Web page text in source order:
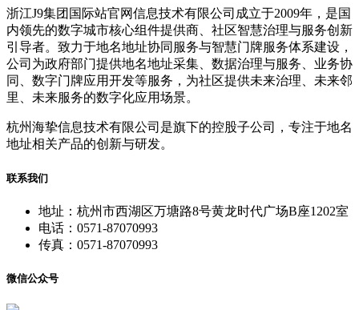
浙江J9集团国际站官网信息技术有限公司成立于2009年，是国
内领先的数字城市核心组件提供商、社区智慧治理与服务创新
引导者。致力于地名地址协同服务与智慧门牌服务体系建设，
公司为政府部门提供地名地址采集、数据治理与服务、业务协
同、数字门牌应用开发等服务，为社区提供未来治理、未来邻
里、未来服务的数字化应用场景。
杭州海挚信息技术有限公司是旗下的控股子公司，专注于地名
地址相关产品的创新与研发。
联系我们
地址：杭州市西湖区万塘路8号黄龙时代广场B座1202室
电话：0571-87070993
传真：0571-87070993
微信公众号